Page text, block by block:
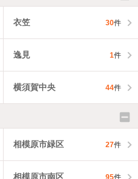
衣笠 30件
逸見 1件
横須賀中央 44件
相模原市緑区 27件
相模原市南区 95件